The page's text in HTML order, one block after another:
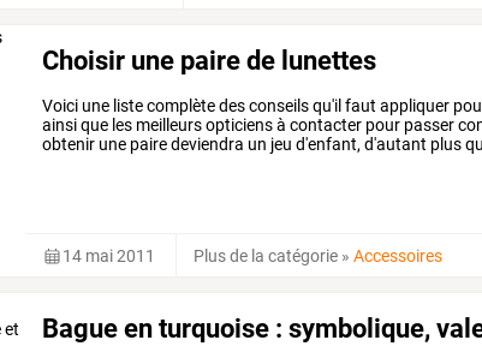
Choisir une paire de lunettes
Voici une listecomplètedesconseilsqu'il faut appliquer
ainsique les meilleursopticiensà contacter pour passer
obtenir une pairedeviendra un jeu d'enfant, d'autant plus
14 mai 2011 Plus de la catégorie »Accessoires
Bague en turquoise : symbolique,